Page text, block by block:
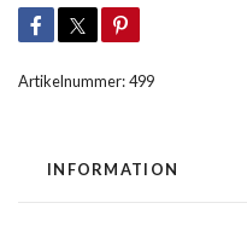
Artikelnummer:499
INFORMATION